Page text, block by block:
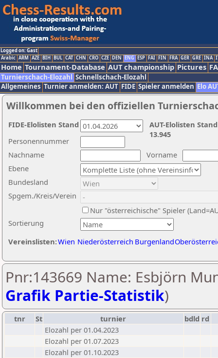
Logged on: Gast
Arabic ARM AZE BIH BUL CAT CHN CRO CZE DEN ENG ESP FAI FIN FRA GER GRE INA
Home Tournament-Database AUT championship Pictures
Turnierschach-Elozahl Schnellschach-Elozahl
Allgemeines Turnier anmelden: AUT FIDE Spieler anmelden Elo
Willkommen bei den offiziellen
Nachname
Vorname
Ebene
Sortierung
Personennummer
Bundesland
Spgem./Kreis/Verein
Nur "österreichische" Spieler
Vereinslisten:Wien Niederösterreich Burgenland
AUT-Elolisten
13.945
FIDE-Elolisten Stand
Pnr:143669 Name: Esbjörn
Grafik Partie-Statistik)
tnr St turnier bdld rd
Elozahl per 01.04.2023
Elozahl per 01.07.2023
Elozahl per 01.10.2023